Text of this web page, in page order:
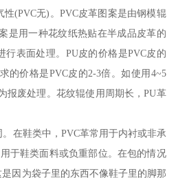
(PVC无)。PVC皮革图案是由钢模辊
是用一种花纹纸热贴在半成品皮革的
行表面处理。PU皮的价格是PVC皮的
的价格是PVC皮的2-3倍。如使用4~5
报废处理。花纹辊使用周期长，PU革
在鞋类中，PVC革常用于内衬或非承
于鞋类面料或负重部位。在包的情况
因为袋子里的东西不像鞋子里的脚那